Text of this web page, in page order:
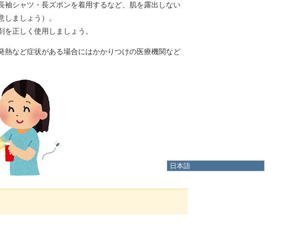
日本語
シャツ・長ズボンを着用するなど、肌を露出しない
ましょう）。
正しく使用しましょう。
など症状がある場合にはかかりつけの医療機関など